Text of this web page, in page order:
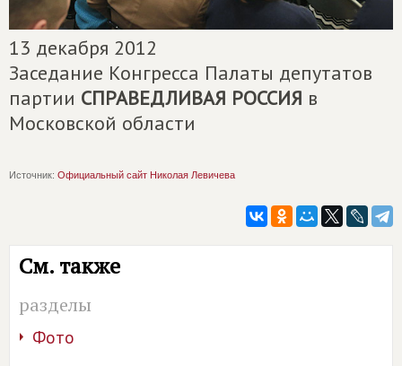
13 декабря 2012
Заседание Конгресса Палаты депутатов
партии СПРАВЕДЛИВАЯ РОССИЯ в
Московской области
Источник: Официальный сайт Николая Левичева
См. также
разделы
Фото